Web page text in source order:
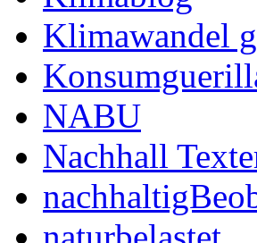
Klimawandel
NABU
Nachhall